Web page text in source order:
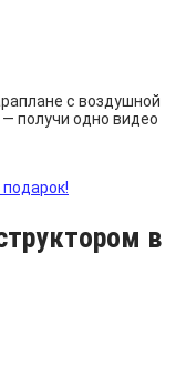
с воздушной
получи одно видео
в